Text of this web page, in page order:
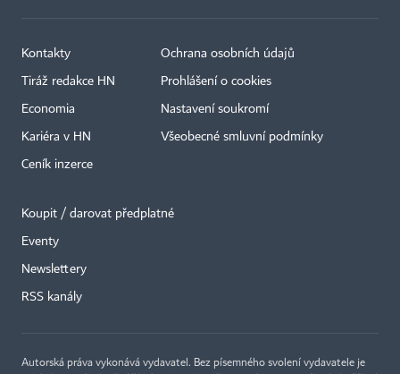
Kontakty
Tiráž redakce HN
Economia
Kariéra v HN
Ceník inzerce
Ochrana osobních údajů
Prohlášení o cookies
Nastavení soukromí
Všeobecné smluvní podmínky
Koupit / darovat předplatné
Eventy
Newslettery
RSS kanály
Autorská práva vykonává vydavatel. Bez písemného svolení vydavatele je